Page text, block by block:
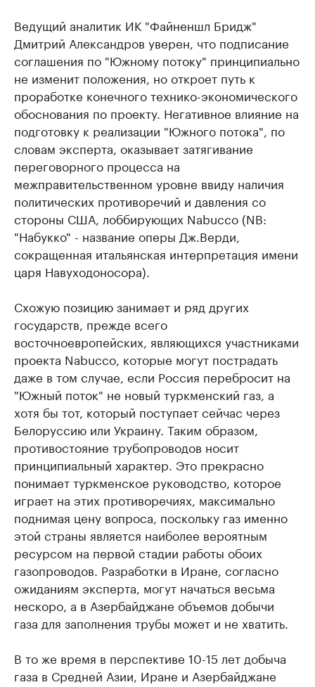
Ведущий аналитик ИК "Файненшл Бридж"
Дмитрий Александров уверен, что подписание
соглашения по "Южному потоку" принципиально
не изменит положения, но откроет путь к
проработке конечного технико-экономического
обоснования по проекту. Негативное влияние на
подготовку к реализации "Южного потока", по
словам эксперта, оказывает затягивание
переговорного процесса на
межправительственном уровне ввиду наличия
политических противоречий и давления со
стороны США, лоббирующих Nabucco (NB:
"Набукко" - название оперы Дж.Верди,
сокращенная итальянская интерпретация имени
царя Навуходоносора).
Схожую позицию занимает и ряд других
государств, прежде всего
восточноевропейских, являющихся участниками
проекта Nabucco, которые могут пострадать
даже в том случае, если Россия перебросит на
"Южный поток" не новый туркменский газ, а
хотя бы тот, который поступает сейчас через
Белоруссию или Украину. Таким образом,
противостояние трубопроводов носит
принципиальный характер. Это прекрасно
понимает туркменское руководство, которое
играет на этих противоречиях, максимально
поднимая цену вопроса, поскольку газ именно
этой страны является наиболее вероятным
ресурсом на первой стадии работы обоих
газопроводов. Разработки в Иране, согласно
ожиданиям эксперта, могут начаться весьма
нескоро, а в Азербайджане объемов добычи
газа для заполнения трубы может и не хватить.
В то же время в перспективе 10-15 лет добыча
газа в Средней Азии, Иране и Азербайджане